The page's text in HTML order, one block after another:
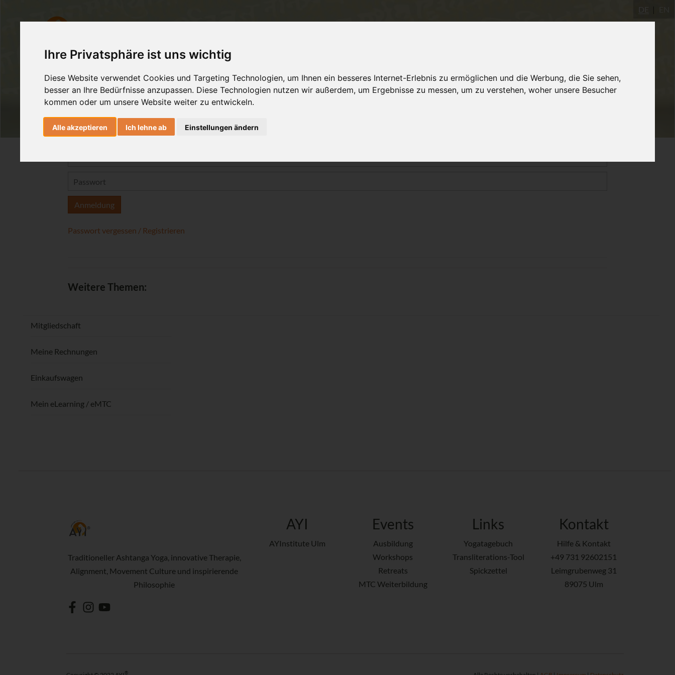
Ihre Privatsphäre ist uns wichtig
Diese Website verwendet Cookies und Targeting Technologien, um Ihnen ein besseres Internet-Erlebnis zu ermöglichen und die Werbung, die Sie sehen,
besser an Ihre Bedürfnisse anzupassen. Diese Technologien nutzen wir außerdem, um Ergebnisse zu messen, um zu verstehen, woher unsere Besucher
kommen oder um unsere Website weiter zu entwickeln.
Alle akzeptieren Ich lehne ab Einstellungen ändern
DE
Anmeldung
Passwort vergessen / Registrieren
Weitere Themen:
Mitgliedschaft
Meine Rechnungen
Einkaufswagen
Mein eLearning / eMTC
Traditioneller Ashtanga Yoga, innovative Therapie,
Alignment, Movement Culture und inspirierende
Philosophie
AYI
AYInstitute Ulm
Events
Ausbildung
Workshops
Retreats
MTC Weiterbildung
Links
Yogatagebuch
Transliterations-Tool
Spickzettel
Kontakt
Hilfe & Kontakt
+49 731 92602151
Leimgrubenweg 31
89075 Ulm
®